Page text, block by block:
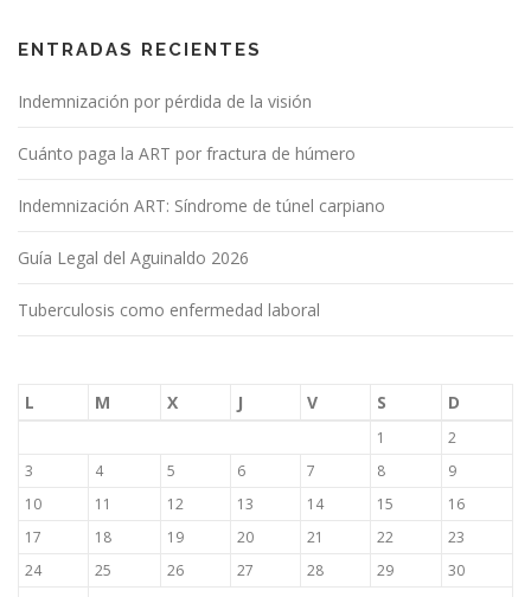
ENTRADAS RECIENTES
Indemnización por pérdida de la visión
Cuánto paga la ART por fractura de húmero
Indemnización ART: Síndrome de túnel carpiano
Guía Legal del Aguinaldo 2026
Tuberculosis como enfermedad laboral
L M X J V S D
1
2
3
4 5 6 7 8
9
10
11 12 13 14 15
16
17
18 19 20 21 22
23
24
25 26 27 28 29
30